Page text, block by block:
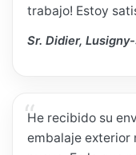
trabajo! Estoy
Sr. Didier,
He recibido su
embalaje exterior